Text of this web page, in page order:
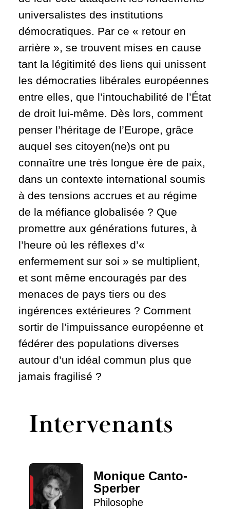
universalistes des institutions
démocratiques. Par ce « retour en
arrière », se trouvent mises en cause
tant la légitimité des liens qui unissent
les démocraties libérales européennes
entre elles, que l’intouchabilité de l’État
de droit lui-même. Dès lors, comment
penser l’héritage de l’Europe, grâce
auquel ses citoyen(ne)s ont pu
connaître une très longue ère de paix,
dans un contexte international soumis
à des tensions accrues et au régime
de la méfiance globalisée ? Que
promettre aux générations futures, à
l’heure où les réflexes d’«
enfermement sur soi » se multiplient,
et sont même encouragés par des
menaces de pays tiers ou des
ingérences extérieures ? Comment
sortir de l’impuissance européenne et
fédérer des populations diverses
autour d’un idéal commun plus que
jamais fragilisé ?
Intervenants
Monique Canto-
Sperber
Philosophe